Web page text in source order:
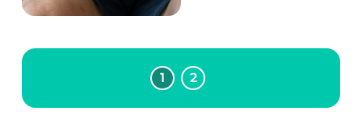
utdanningsrevolusjon
en. Disse kursene gir
en fleksibilitet og
1 2